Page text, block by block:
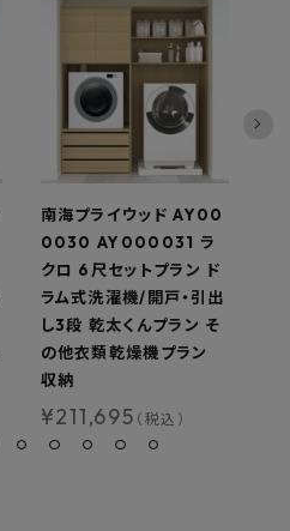
南海プライウッド AY00
0030 AY000031 ラ
クロ 6尺セットプラン ド
ラム式洗濯機/開戸・引出
し3段 乾太くんプラン そ
の他衣類乾燥機プラン
収納
¥211,695 （税込）